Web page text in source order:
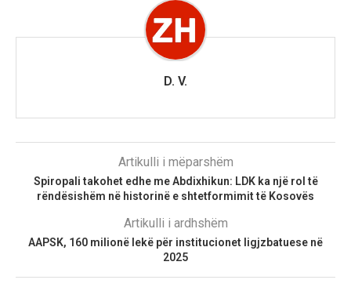
D. V.
Artikulli i mëparshëm
Spiropali takohet edhe me Abdixhikun: LDK ka një rol të
rëndësishëm në historinë e shtetformimit të Kosovës
Artikulli i ardhshëm
AAPSK, 160 milionë lekë për institucionet ligjzbatuese në
2025